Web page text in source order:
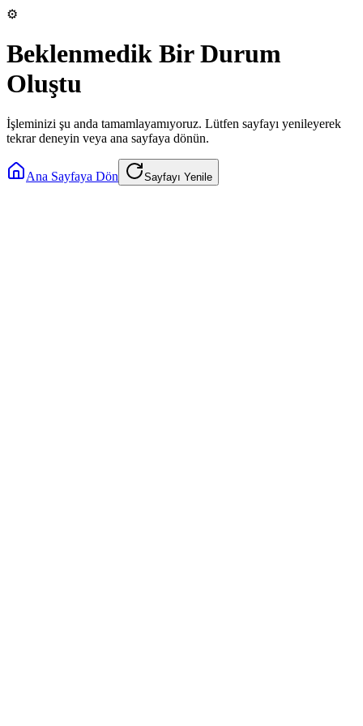
⚙️
Beklenmedik Bir Durum
Oluştu
İşleminizi şu anda tamamlayamıyoruz. Lütfen sayfayı yenileyerek
tekrar deneyin veya ana sayfaya dönün.
Ana Sayfaya Dön Sayfayı Yenile